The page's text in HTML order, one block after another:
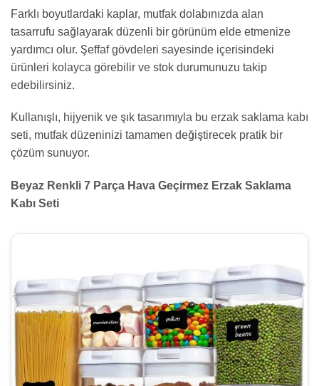
Farklı boyutlardaki kaplar, mutfak dolabınızda alan
tasarrufu sağlayarak düzenli bir görünüm elde etmenize
yardımcı olur. Şeffaf gövdeleri sayesinde içerisindeki
ürünleri kolayca görebilir ve stok durumunuzu takip
edebilirsiniz.
Kullanışlı, hijyenik ve şık tasarımıyla bu erzak saklama kabı
seti, mutfak düzeninizi tamamen değiştirecek pratik bir
çözüm sunuyor.
Beyaz Renkli 7 Parça Hava Geçirmez Erzak Saklama
Kabı Seti